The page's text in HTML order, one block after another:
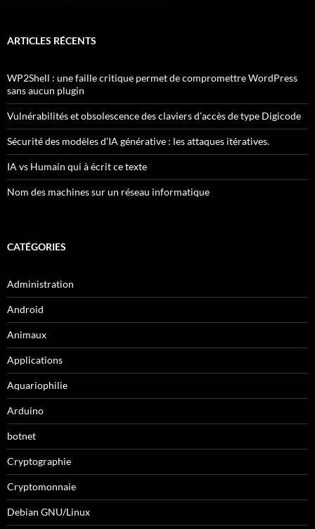
ARTICLES RÉCENTS
WP2Shell : une faille critique permet de compromettre WordPress
sans aucun plugin
Vulnérabilités et obsolescence des claviers d’accès de type Digicode
Sécurité des modèles d’IA générative : les attaques itératives.
IA vs Humain qui à écrit ce texte
Nom des machines sur un réseau informatique
CATÉGORIES
Administration
Android
Animaux
Applications
Aquariophilie
Arduino
botnet
Cryptographie
Cryptomonnaie
Debian GNU/Linux